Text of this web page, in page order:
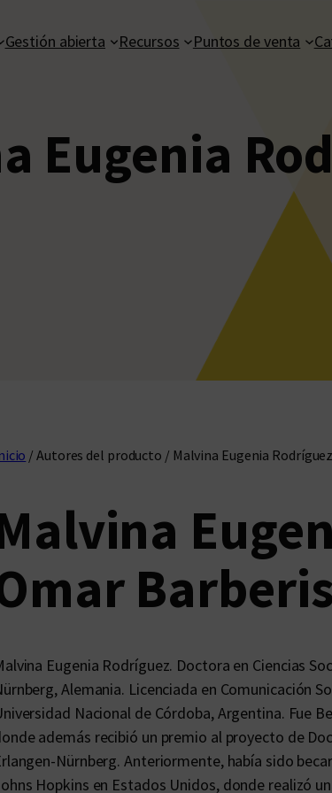
Gestión abierta Recursos Puntos de venta
Eugenia
/ Autores del producto / Malvina Eugenia
Barberis
Eugenia Rodríguez. Doctora en Ciencias
Alemania. Licenciada en Comunicación
Nacional de Córdoba, Argentina. Fue
además recibió un premio al proyecto de
Nürnberg. Anteriormente, había sido
Hopkins en Estados Unidos, donde realizó